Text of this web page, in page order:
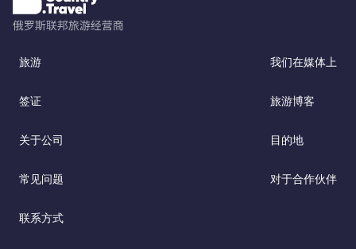
旅游 我们在媒体上
签证 旅游博客
关于公司 目的地
常见问题 对于合作伙伴
联系方式